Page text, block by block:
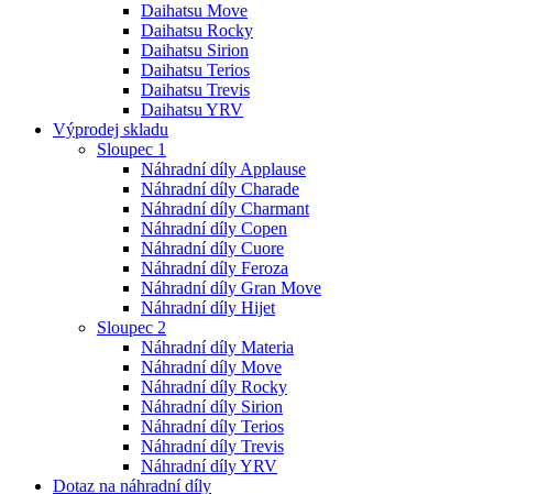
Daihatsu Move
Daihatsu Rocky
Daihatsu Sirion
Daihatsu Terios
Daihatsu Trevis
Daihatsu YRV
Výprodej skladu
Sloupec 1
Náhradní díly Applause
Náhradní díly Charade
Náhradní díly Charmant
Náhradní díly Copen
Náhradní díly Cuore
Náhradní díly Feroza
Náhradní díly Gran Move
Náhradní díly Hijet
Sloupec 2
Náhradní díly Materia
Náhradní díly Move
Náhradní díly Rocky
Náhradní díly Sirion
Náhradní díly Terios
Náhradní díly Trevis
Náhradní díly YRV
Dotaz na náhradní díly